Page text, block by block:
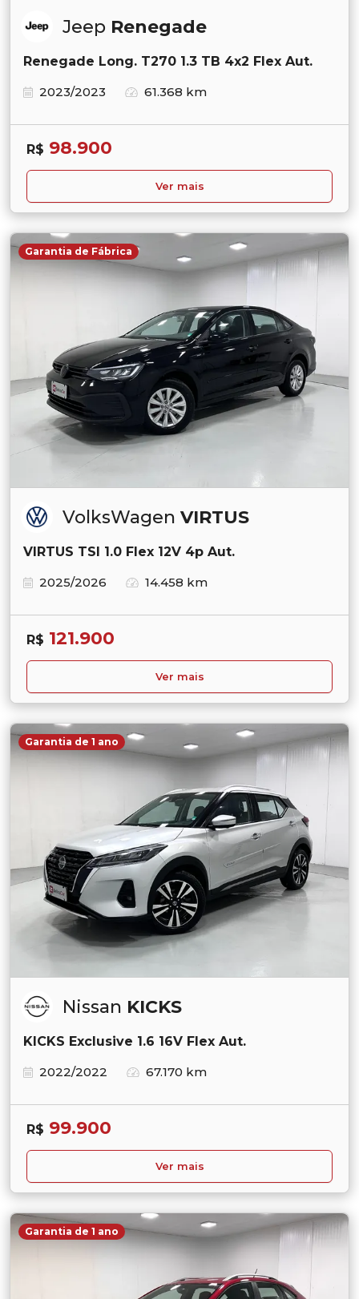
Jeep Renegade
Renegade Long. T270 1.3 TB 4x2 Flex Aut.
2023/2023
61.368 km
R$ 98.900
Ver mais
Garantia de Fábrica
VolksWagen VIRTUS
VIRTUS TSI 1.0 Flex 12V 4p Aut.
2025/2026
14.458 km
R$ 121.900
Ver mais
Garantia de 1 ano
Nissan KICKS
KICKS Exclusive 1.6 16V Flex Aut.
2022/2022
67.170 km
R$ 99.900
Ver mais
Garantia de 1 ano